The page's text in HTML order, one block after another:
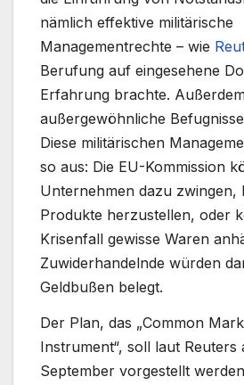
nämlich effektive militärische
Managementrechte – wie
Berufung auf eingesehene
Erfahrung brachte.
außergewöhnliche
Diese militärischen
so aus: Die EU-Kommission
Unternehmen dazu zwingen,
Produkte herzustellen, oder
Krisenfall gewisse Waren
Zuwiderhandelnde würden
Geldbußen belegt.
Der Plan, das „Common
Instrument“, soll laut Reuters
September vorgestellt